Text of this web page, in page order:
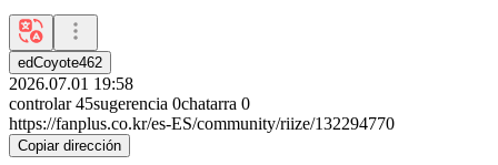
edCoyote462
2026.07.01 19:58
controlar 45sugerencia 0chatarra 0
https://fanplus.co.kr/es-ES/community/riize/132294770
Copiar dirección